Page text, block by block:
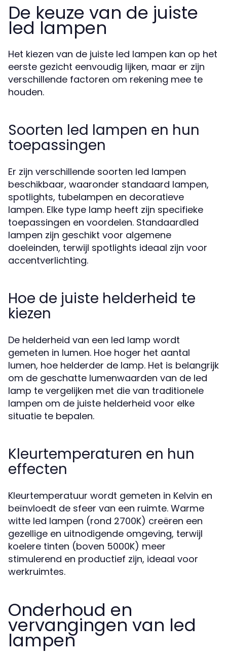
De keuze van de juiste
led lampen
Het kiezen van de juiste led lampen kan op het
eerste gezicht eenvoudig lijken, maar er zijn
verschillende factoren om rekening mee te
houden.
Soorten led lampen en hun
toepassingen
Er zijn verschillende soorten led lampen
beschikbaar, waaronder standaard lampen,
spotlights, tubelampen en decoratieve
lampen. Elke type lamp heeft zijn specifieke
toepassingen en voordelen. Standaardled
lampen zijn geschikt voor algemene
doeleinden, terwijl spotlights ideaal zijn voor
accentverlichting.
Hoe de juiste helderheid te
kiezen
De helderheid van een led lamp wordt
gemeten in lumen. Hoe hoger het aantal
lumen, hoe helderder de lamp. Het is belangrijk
om de geschatte lumenwaarden van de led
lamp te vergelijken met die van traditionele
lampen om de juiste helderheid voor elke
situatie te bepalen.
Kleurtemperaturen en hun
effecten
Kleurtemperatuur wordt gemeten in Kelvin en
beïnvloedt de sfeer van een ruimte. Warme
witte led lampen (rond 2700K) creëren een
gezellige en uitnodigende omgeving, terwijl
koelere tinten (boven 5000K) meer
stimulerend en productief zijn, ideaal voor
werkruimtes.
Onderhoud en
vervangingen van led
lampen